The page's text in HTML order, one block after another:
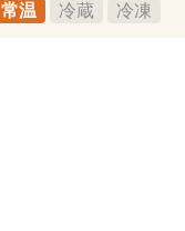
常温 冷蔵 冷凍